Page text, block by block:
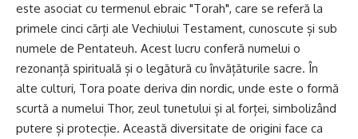
este asociat cu termenul ebraic "Torah", care se referă la
primele cinci cărți ale Vechiului Testament, cunoscute și sub
numele de Pentateuh. Acest lucru conferă numelui o
rezonanță spirituală și o legătură cu învățăturile sacre. În
alte culturi, Tora poate deriva din nordic, unde este o formă
scurtă a numelui Thor, zeul tunetului și al forței, simbolizând
putere și protecție. Această diversitate de origini face ca